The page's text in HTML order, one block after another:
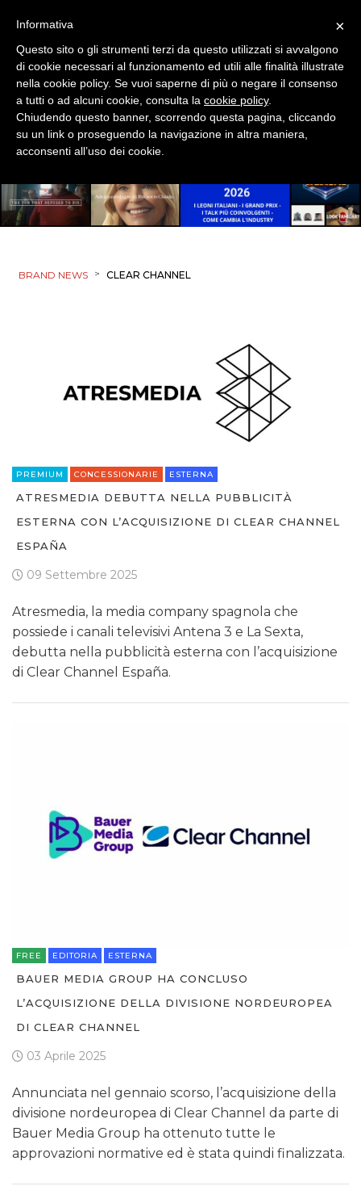
BRAND NEWS > CLEAR CHANNEL
PREMIUM CONCESSIONARIE ESTERNA
ATRESMEDIA DEBUTTA NELLA PUBBLICITÀ
ESTERNA CON L’ACQUISIZIONE DI CLEAR CHANNEL
ESPAÑA
09 Settembre 2025
Atresmedia, la media company spagnola che
possiede i canali televisivi Antena 3 e La Sexta,
debutta nella pubblicità esterna con l’acquisizione
di Clear Channel España.
FREE EDITORIA ESTERNA
BAUER MEDIA GROUP HA CONCLUSO
L’ACQUISIZIONE DELLA DIVISIONE NORDEUROPEA
DI CLEAR CHANNEL
03 Aprile 2025
Annunciata nel gennaio scorso, l’acquisizione della
divisione nordeuropea di Clear Channel da parte di
Bauer Media Group ha ottenuto tutte le
approvazioni normative ed è stata quindi finalizzata.
×
Informativa
Questo sito o gli strumenti terzi da questo utilizzati si avvalgono
di cookie necessari al funzionamento ed utili alle finalità illustrate
nella cookie policy. Se vuoi saperne di più o negare il consenso
a tutti o ad alcuni cookie, consulta la cookie policy.
Chiudendo questo banner, scorrendo questa pagina, cliccando
su un link o proseguendo la navigazione in altra maniera,
acconsenti all’uso dei cookie.